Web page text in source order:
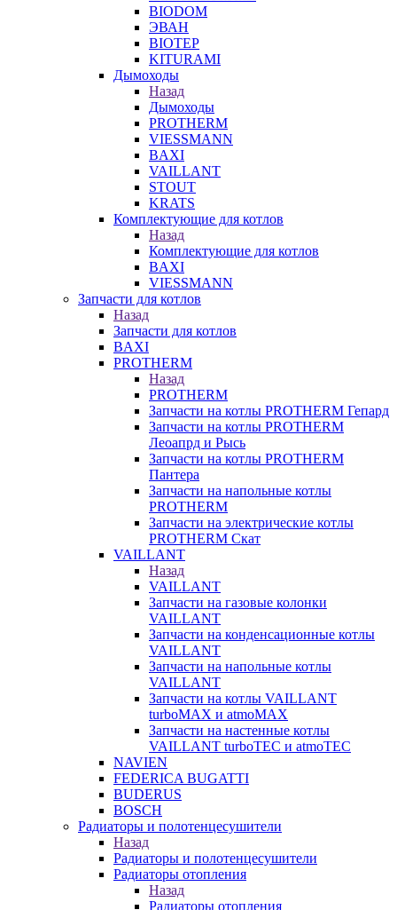
BIODOM
ЭВАН
BIOTEP
KITURAMI
Дымоходы
Назад
Дымоходы
PROTHERM
VIESSMANN
BAXI
VAILLANT
STOUT
KRATS
Комплектующие для котлов
Назад
Комплектующие для котлов
BAXI
VIESSMANN
Запчасти для котлов
Назад
Запчасти для котлов
BAXI
PROTHERM
Назад
PROTHERM
Запчасти на котлы PROTHERM Гепард
Запчасти на котлы PROTHERM
Леоапрд и Рысь
Запчасти на котлы PROTHERM
Пантера
Запчасти на напольные котлы
PROTHERM
Запчасти на электрические котлы
PROTHERM Скат
VAILLANT
Назад
VAILLANT
Запчасти на газовые колонки
VAILLANT
Запчасти на конденсационные котлы
VAILLANT
Запчасти на напольные котлы
VAILLANT
Запчасти на котлы VAILLANT
turboMAX и atmoMAX
Запчасти на настенные котлы
VAILLANT turboTEC и atmoTEC
NAVIEN
FEDERICA BUGATTI
BUDERUS
BOSCH
Радиаторы и полотенцесушители
Назад
Радиаторы и полотенцесушители
Радиаторы отопления
Назад
Радиаторы отопления